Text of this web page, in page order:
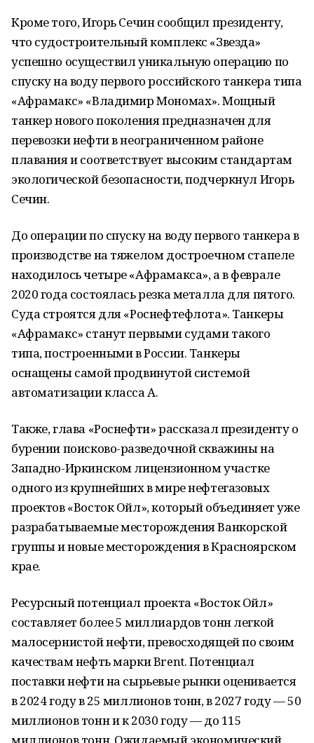
Кроме того, Игорь Сечин сообщил президенту,
что судостроительный комплекс «Звезда»
успешно осуществил уникальную операцию по
спуску на воду первого российского танкера типа
«Афрамакс» «Владимир Мономах». Мощный
танкер нового поколения предназначен для
перевозки нефти в неограниченном районе
плавания и соответствует высоким стандартам
экологической безопасности, подчеркнул Игорь
Сечин.
До операции по спуску на воду первого танкера в
производстве на тяжелом достроечном стапеле
находилось четыре «Афрамакса», а в феврале
2020 года состоялась резка металла для пятого.
Суда строятся для «Роснефтефлота». Танкеры
«Афрамакс» станут первыми судами такого
типа, построенными в России. Танкеры
оснащены самой продвинутой системой
автоматизации класса A.
Также, глава «Роснефти» рассказал президенту о
бурении поисково-разведочной скважины на
Западно-Иркинском лицензионном участке
одного из крупнейших в мире нефтегазовых
проектов «Восток Ойл», который объединяет уже
разрабатываемые месторождения Ванкорской
группы и новые месторождения в Красноярском
крае.
Ресурсный потенциал проекта «Восток Ойл»
составляет более 5 миллиардов тонн легкой
малосернистой нефти, превосходящей по своим
качествам нефть марки Brent. Потенциал
поставки нефти на сырьевые рынки оценивается
в 2024 году в 25 миллионов тонн, в 2027 году — 50
миллионов тонн и к 2030 году — до 115